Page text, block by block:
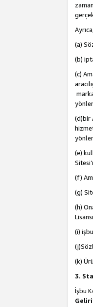
(a)
(b)
(c)
(d)bir
(e)
(f)
(g)
(h)
(i)
(k)
3.
İşbu
Geliri